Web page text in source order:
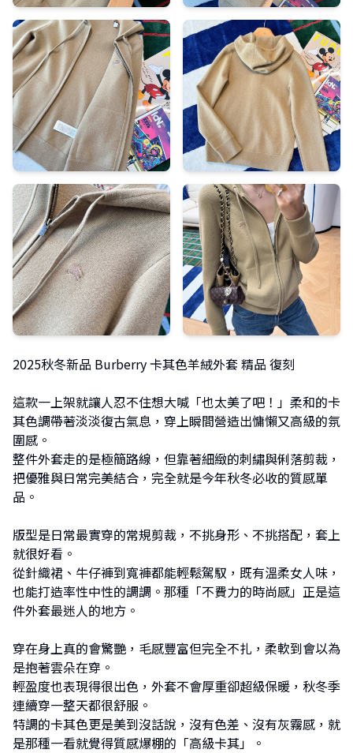
2025秋冬新品 Burberry 卡其色羊絨外套 精品 復刻
這款一上架就讓人忍不住想大喊「也太美了吧！」柔和的卡
其色調帶著淡淡復古氣息，穿上瞬間營造出慵懶又高級的氛
圍感。
整件外套走的是極簡路線，但靠著細緻的刺繡與俐落剪裁，
把優雅與日常完美結合，完全就是今年秋冬必收的質感單
品。
版型是日常最實穿的常規剪裁，不挑身形、不挑搭配，套上
就很好看。
從針織裙、牛仔褲到寬褲都能輕鬆駕馭，既有溫柔女人味，
也能打造率性中性的調調。那種「不費力的時尚感」正是這
件外套最迷人的地方。
穿在身上真的會驚艷，毛感豐富但完全不扎，柔軟到會以為
是抱著雲朵在穿。
輕盈度也表現得很出色，外套不會厚重卻超級保暖，秋冬季
連續穿一整天都很舒服。
特調的卡其色更是美到沒話說，沒有色差、沒有灰霧感，就
是那種一看就覺得質感爆棚的「高級卡其」。